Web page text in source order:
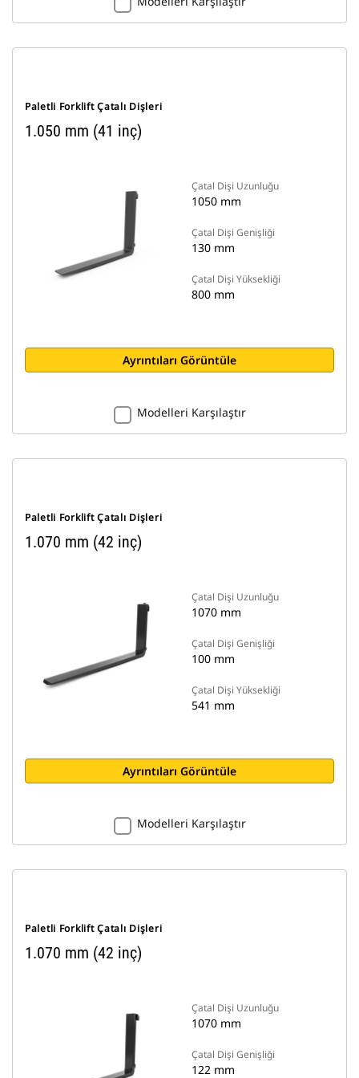
Paletli Forklift Çatalı Dişleri
1.050 mm (41 inç)
Çatal Dişi Uzunluğu
1050 mm
Çatal Dişi Genişliği
130 mm
Çatal Dişi Yüksekliği
800 mm
Ayrıntıları Görüntüle
Modelleri Karşılaştır
Paletli Forklift Çatalı Dişleri
1.070 mm (42 inç)
Çatal Dişi Uzunluğu
1070 mm
Çatal Dişi Genişliği
100 mm
Çatal Dişi Yüksekliği
541 mm
Ayrıntıları Görüntüle
Modelleri Karşılaştır
Paletli Forklift Çatalı Dişleri
1.070 mm (42 inç)
Çatal Dişi Uzunluğu
1070 mm
Çatal Dişi Genişliği
122 mm